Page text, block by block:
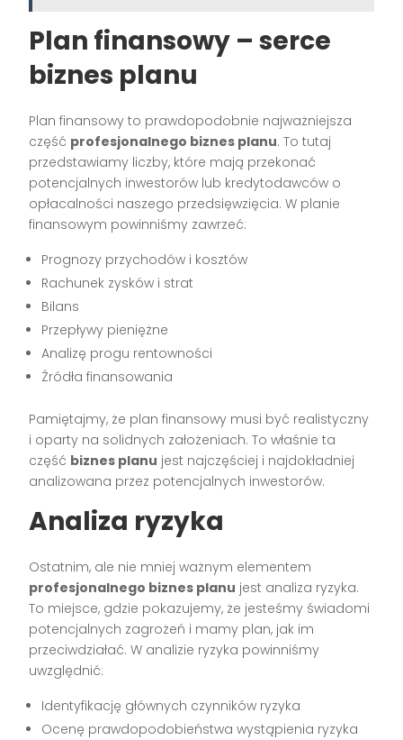
Plan finansowy – serce
biznes planu
Plan finansowy to prawdopodobnie najważniejsza
część profesjonalnego biznes planu. To tutaj
przedstawiamy liczby, które mają przekonać
potencjalnych inwestorów lub kredytodawców o
opłacalności naszego przedsięwzięcia. W planie
finansowym powinniśmy zawrzeć:
Prognozy przychodów i kosztów
Rachunek zysków i strat
Bilans
Przepływy pieniężne
Analizę progu rentowności
Źródła finansowania
Pamiętajmy, że plan finansowy musi być realistyczny
i oparty na solidnych założeniach. To właśnie ta
część biznes planu jest najczęściej i najdokładniej
analizowana przez potencjalnych inwestorów.
Analiza ryzyka
Ostatnim, ale nie mniej ważnym elementem
profesjonalnego biznes planu jest analiza ryzyka.
To miejsce, gdzie pokazujemy, że jesteśmy świadomi
potencjalnych zagrożeń i mamy plan, jak im
przeciwdziałać. W analizie ryzyka powinniśmy
uwzględnić:
Identyfikację głównych czynników ryzyka
Ocenę prawdopodobieństwa wystąpienia ryzyka